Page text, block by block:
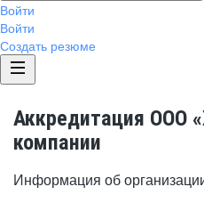
Войти
Войти
Создать резюме
Аккредитация ООО
компании
Информация об